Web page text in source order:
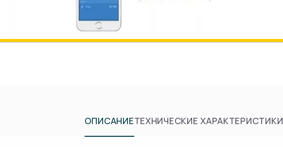
ОПИСАНИЕТЕХНИЧЕСКИЕ ХАРАКТЕРИСТИКИ